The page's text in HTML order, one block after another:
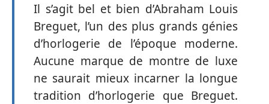
Il s’agit bel et bien d’Abraham Louis
Breguet, l’un des plus grands génies
d’horlogerie de l’époque moderne.
Aucune marque de montre de luxe
ne saurait mieux incarner la longue
tradition d’horlogerie que Breguet.